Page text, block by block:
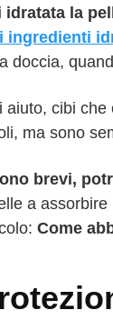
idratata la
ingredienti
doccia,
aiuto, cibi
ma sono
brevi,
a
Come